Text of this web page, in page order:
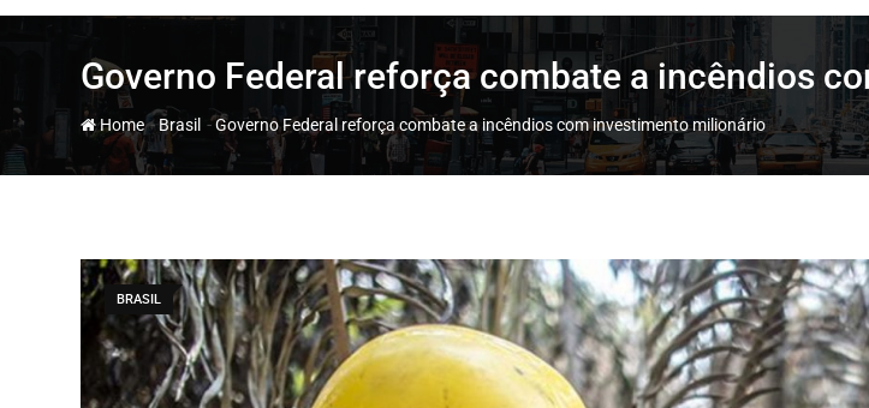
Governo Federal reforça combate a incêndios
Home- Brasil -Governo Federal reforça combate a incêndios com investimento milionário
BRASIL